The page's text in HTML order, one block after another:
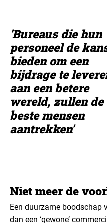
'Bureaus die hun
personeel de
bieden om een
bijdrage te
aan een betere
wereld, zullen de
beste mensen
aantrekken'
Niet meer de
Een duurzame boodschap
dan een ‘gewone’